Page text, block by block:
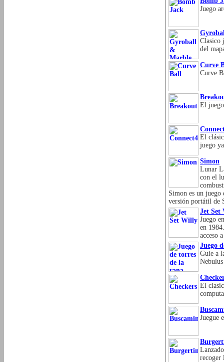
Juego
Clasico
del
Curve
Curve
El
El
juego
Simon
Lunar
con el
Simon es un juego
versión portátil de
Jet Set
Juego
en
acceso
Juego
Guie a
El
Juegue
recoger